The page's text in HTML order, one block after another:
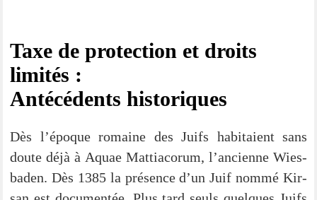
Taxe de pro­tec­tion et droits
limités :
Anté­cé­dents historiques
Dès l’époque romaine des Juifs habi­taient sans
dou­te déjà à Aquae Mat­ti­a­corum, l’an­ci­en­ne Wies­
ba­den. Dès 1385 la pré­sence d’un Juif nom­mé Kir­